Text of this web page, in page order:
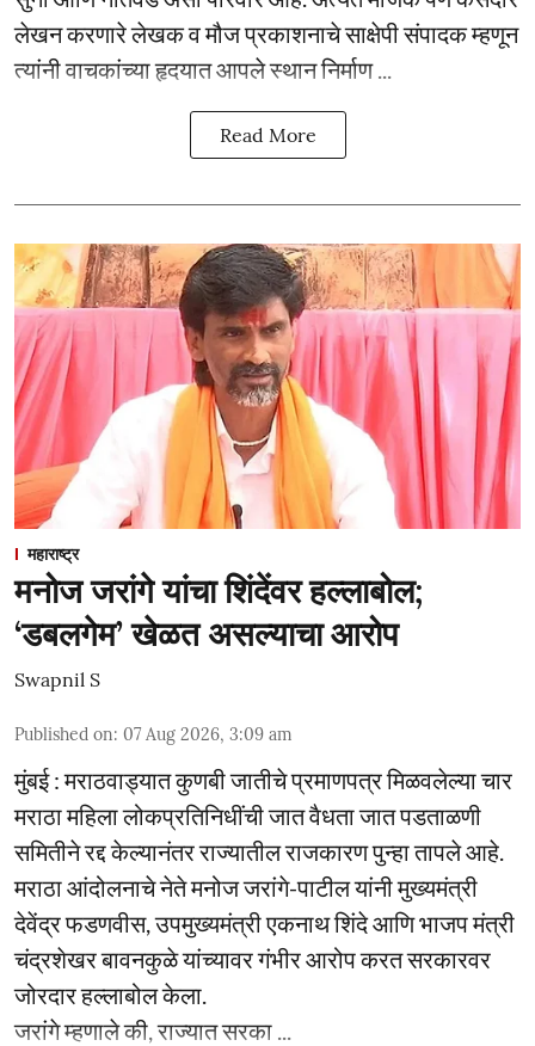
लेखन करणारे लेखक व मौज प्रकाशनाचे साक्षेपी संपादक म्हणून
त्यांनी वाचकांच्या हृदयात आपले स्थान निर्माण ...
Read More
महाराष्ट्र
मनोज जरांगे यांचा शिंदेंवर हल्लाबोल;
‘डबलगेम’ खेळत असल्याचा आरोप
Swapnil S
Published on: 07 Aug 2026, 3:09 am
मुंबई : मराठवाड्यात कुणबी जातीचे प्रमाणपत्र मिळवलेल्या चार
मराठा महिला लोकप्रतिनिधींची जात वैधता जात पडताळणी
समितीने रद्द केल्यानंतर राज्यातील राजकारण पुन्हा तापले आहे.
मराठा आंदोलनाचे नेते मनोज जरांगे-पाटील यांनी मुख्यमंत्री
देवेंद्र फडणवीस, उपमुख्यमंत्री एकनाथ शिंदे आणि भाजप मंत्री
चंद्रशेखर बावनकुळे यांच्यावर गंभीर आरोप करत सरकारवर
जोरदार हल्लाबोल केला.
जरांगे म्हणाले की, राज्यात सरका ...